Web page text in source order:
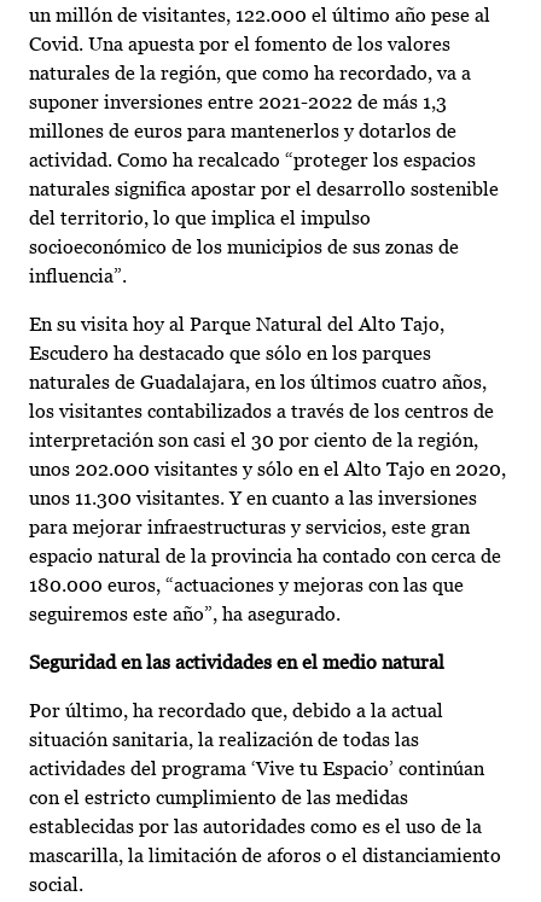
un millón de visitantes, 122.000 el último año pese al
Covid. Una apuesta por el fomento de los valores
naturales de la región, que como ha recordado, va a
suponer inversiones entre 2021-2022 de más 1,3
millones de euros para mantenerlos y dotarlos de
actividad. Como ha recalcado “proteger los espacios
naturales significa apostar por el desarrollo sostenible
del territorio, lo que implica el impulso
socioeconómico de los municipios de sus zonas de
influencia”.
En su visita hoy al Parque Natural del Alto Tajo,
Escudero ha destacado que sólo en los parques
naturales de Guadalajara, en los últimos cuatro años,
los visitantes contabilizados a través de los centros de
interpretación son casi el 30 por ciento de la región,
unos 202.000 visitantes y sólo en el Alto Tajo en 2020,
unos 11.300 visitantes. Y en cuanto a las inversiones
para mejorar infraestructuras y servicios, este gran
espacio natural de la provincia ha contado con cerca de
180.000 euros, “actuaciones y mejoras con las que
seguiremos este año”, ha asegurado.
Seguridad en las actividades en el medio natural
Por último, ha recordado que, debido a la actual
situación sanitaria, la realización de todas las
actividades del programa ‘Vive tu Espacio’ continúan
con el estricto cumplimiento de las medidas
establecidas por las autoridades como es el uso de la
mascarilla, la limitación de aforos o el distanciamiento
social.